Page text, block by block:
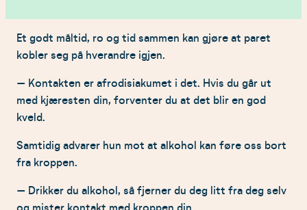
Et godt måltid, ro og tid sammen kan gjøre at paret
kobler seg på hverandre igjen.
– Kontakten er afrodisiakumet i det. Hvis du går ut
med kjæresten din, forventer du at det blir en god
kveld.
Samtidig advarer hun mot at alkohol kan føre oss bort
fra kroppen.
– Drikker du alkohol, så fjerner du deg litt fra deg selv